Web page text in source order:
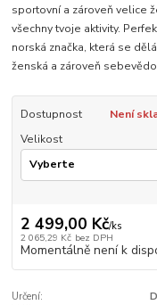
sportovní a zároveň velice
všechny tvoje aktivity.
norská značka, která se
ženská a zároveň
Dostupnost
Není
Velikost
2 499,00 Kč/ks
2 065,29 Kč bez DPH
Momentálně není k
Určení: